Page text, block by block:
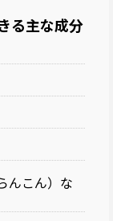
る主な成分
んこん）な